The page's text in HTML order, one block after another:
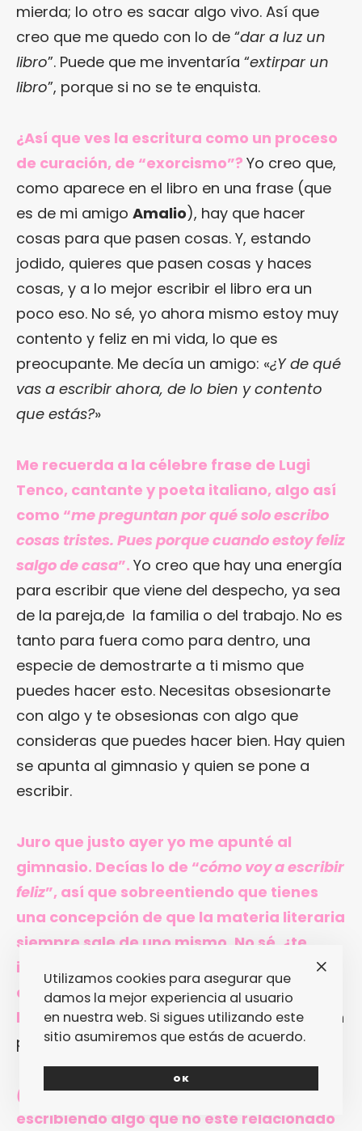
mierda; lo otro es sacar algo vivo. Así que
creo que me quedo con lo de “dar a luz un
libro”. Puede que me inventaría “extirpar un
libro”, porque si no se te enquista.
¿Así que ves la escritura como un proceso
de curación, de “exorcismo”? Yo creo que,
como aparece en el libro en una frase (que
es de mi amigo Amalio), hay que hacer
cosas para que pasen cosas. Y, estando
jodido, quieres que pasen cosas y haces
cosas, y a lo mejor escribir el libro era un
poco eso. No sé, yo ahora mismo estoy muy
contento y feliz en mi vida, lo que es
preocupante. Me decía un amigo: «¿Y de qué
vas a escribir ahora, de lo bien y contento
que estás?»
Me recuerda a la célebre frase de Lugi
Tenco, cantante y poeta italiano, algo así
como “me preguntan por qué solo escribo
cosas tristes. Pues porque cuando estoy feliz
salgo de casa”. Yo creo que hay una energía
para escribir que viene del despecho, ya sea
de la pareja,de la familia o del trabajo. No es
tanto para fuera como para dentro, una
especie de demostrarte a ti mismo que
puedes hacer esto. Necesitas obsesionarte
con algo y te obsesionas con algo que
consideras que puedes hacer bien. Hay quien
se apunta al gimnasio y quien se pone a
escribir.
Juro que justo ayer yo me apunté al
gimnasio. Decías lo de “cómo voy a escribir
feliz”, así que sobreentiendo que tienes
una concepción de que la materia literaria
siempre sale de uno mismo. No sé, ¿te
imaginas escribiendo algo totalmente
ajeno? Una historia de un perro, o una
historia sin personajes… ¿Una historia de un
perro?(se ríe)
(me río)Sí. Yo qué sé. ¿Has practicado
escribiendo algo que no esté relacionado
Utilizamos cookies para asegurar que
damos la mejor experiencia al usuario
en nuestra web. Si sigues utilizando este
sitio asumiremos que estás de acuerdo.
OK